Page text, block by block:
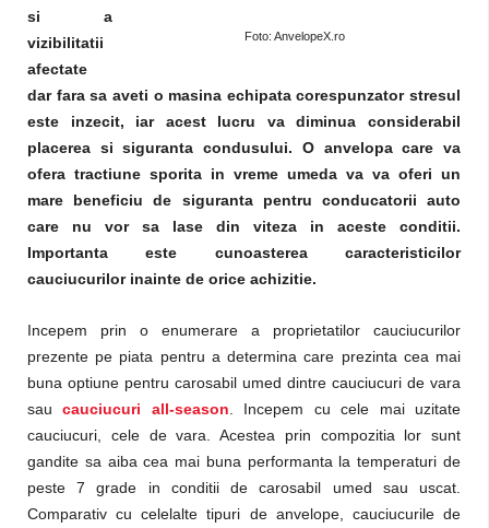
Foto: AnvelopeX.ro
si a
vizibilitatii
afectate
dar fara sa aveti o masina echipata corespunzator stresul
este inzecit, iar acest lucru va diminua considerabil
placerea si siguranta condusului. O anvelopa care va
ofera tractiune sporita in vreme umeda va va oferi un
mare beneficiu de siguranta pentru conducatorii auto
care nu vor sa lase din viteza in aceste conditii.
Importanta este cunoasterea caracteristicilor
cauciucurilor inainte de orice achizitie.
Incepem prin o enumerare a proprietatilor cauciucurilor
prezente pe piata pentru a determina care prezinta cea mai
buna optiune pentru carosabil umed dintre cauciucuri de vara
saucauciucuri all-season . Incepem cu cele mai uzitate
cauciucuri, cele de vara. Acestea prin compozitia lor sunt
gandite sa aiba cea mai buna performanta la temperaturi de
peste 7 grade in conditii de carosabil umed sau uscat.
Comparativ cu celelalte tipuri de anvelope, cauciucurile de